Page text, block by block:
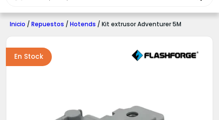
Inicio / Repuestos / Hotends / Kit extrusor Adventurer 5M
En Stock